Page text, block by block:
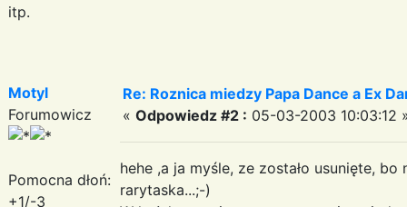
itp.
Motyl
Forumowicz
Pomocna dłoń:
+1/-3
Re: Roznica miedzy Papa Dance a Ex
« Odpowiedz #2 : 05-03-2003 10:03:12
hehe ,a ja myśle, ze zostało usunięte,
rarytaska...;-)